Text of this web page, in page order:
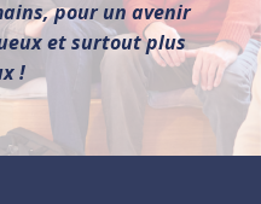
pour un avenir
et surtout plus
!